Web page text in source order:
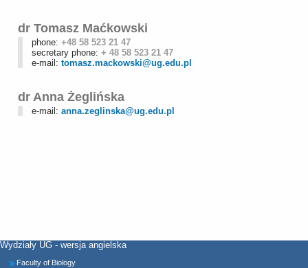
dr Tomasz Maćkowski
phone: +48 58 523 21 47
secretary phone: + 48 58 523 21 47
e-mail: tomasz.mackowski@ug.edu.pl
dr Anna Żeglińska
e-mail: anna.zeglinska@ug.edu.pl
Wydziały UG - wersja angielska
Faculty of Biology